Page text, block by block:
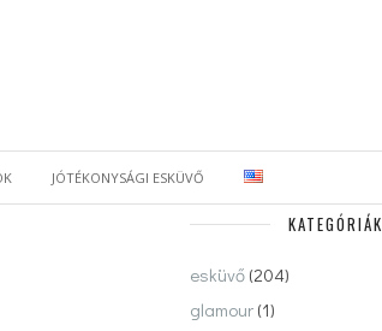
JÓTÉKONYSÁGI ESKÜVŐ
KATEGÓRIÁK
esküvő(204)
glamour(1)